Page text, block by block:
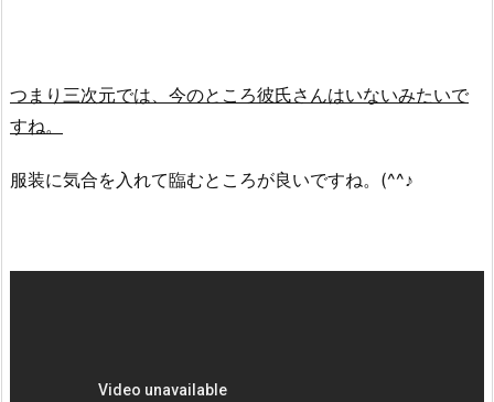
仕
事
会
ど
つまり三次元では、今のところ彼氏さんはいないみたいで
すね。
服装に気合を入れて臨むところが良いですね。(^^♪